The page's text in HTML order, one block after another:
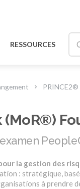
RESSOURCES
PRINCE2®
la gestion des
: stratégique,
à prendre